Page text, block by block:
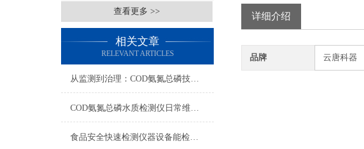
查看更多 >>
相关文章
RELEVANT ARTICLES
从监测到治理：COD氨氮总磷技术的双领域实战解析
COD氨氮总磷水质检测仪日常维护与试剂管理，降低故障率就靠这几招
食品安全快速检测仪器设备能检什么？一张表说清适用范围
详细介绍
品牌 云唐科器